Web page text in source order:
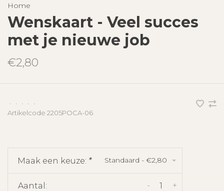
Home
Wenskaart - Veel succes
met je nieuwe job
€2,80
• • • •
•
Artikelcode 2205POCA-06
Maak een keuze: * Standaard - €2,80
Aantal: +
-